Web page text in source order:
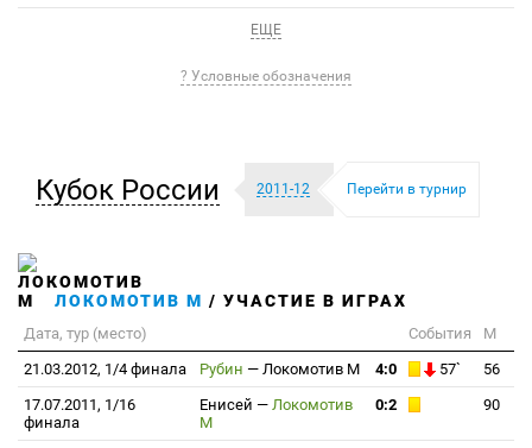
ЕЩЕ
? Условные обозначения
Кубок России 2011-12 Перейти в турнир
ЛОКОМОТИВ М / УЧАСТИЕ В ИГРАХ
Дата, тур (место) События
М
21.03.2012, 1/4 финала
Рубин — Локомотив М 4:0 57`
56
17.07.2011, 1/16
финала
Енисей — Локомотив
М
0:2 90